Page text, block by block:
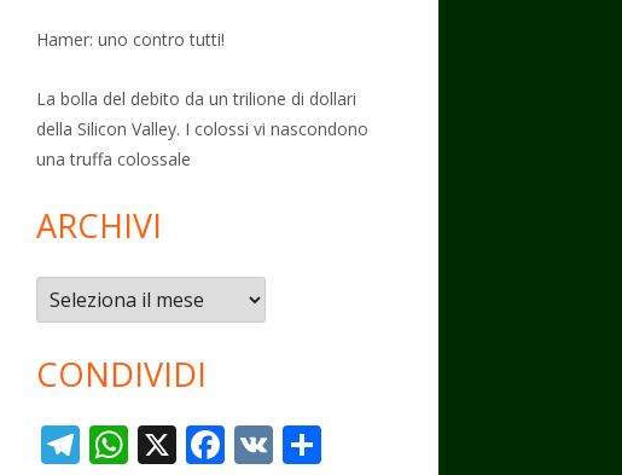
Hamer: uno contro tutti!
La bolla del debito da un trilione di dollari
della Silicon Valley. I colossi vi nascondono
una truffa colossale
ARCHIVI
Archivi
CONDIVIDI
T W X F V